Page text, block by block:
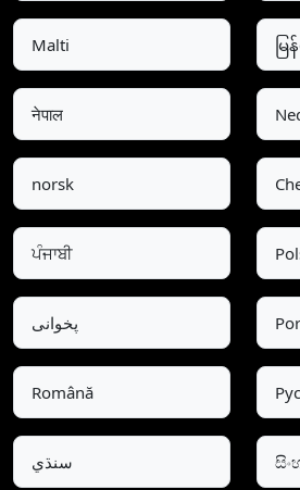
Malti မြ
नेपाल
norsk
ਪੰਜਾਬੀ
پخوانی
Română
سنڌي